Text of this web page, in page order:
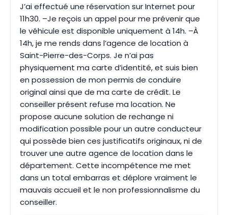
J’ai effectué une réservation sur Internet pour
11h30. –Je reçois un appel pour me prévenir que
le véhicule est disponible uniquement à 14h. –À
14h, je me rends dans l’agence de location à
Saint-Pierre-des-Corps. Je n’ai pas
physiquement ma carte d’identité, et suis bien
en possession de mon permis de conduire
original ainsi que de ma carte de crédit. Le
conseiller présent refuse ma location. Ne
propose aucune solution de rechange ni
modification possible pour un autre conducteur
qui possède bien ces justificatifs originaux, ni de
trouver une autre agence de location dans le
département. Cette incompétence me met
dans un total embarras et déplore vraiment le
mauvais accueil et le non professionnalisme du
conseiller.